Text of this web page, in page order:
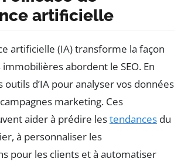
artificielle
artificielle (IA) transforme la façon
abordent le SEO. En
outils d’IA pour analyser vos données
marketing. Ces
aider à prédire lestendances du
à personnaliser les
pour les clients et à automatiser